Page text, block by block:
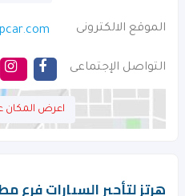
الموقع الالكترونى
التواصل الإجتماعى
اعرض المكان
هرتز لتأجير السيارات فرع